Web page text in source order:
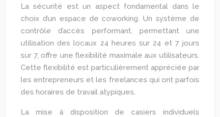
La sécurité est un aspect fondamental dans le
choix d’un espace de coworking. Un système de
contrôle d’accès performant, permettant une
utilisation des locaux 24 heures sur 24 et 7 jours
sur 7, offre une flexibilité maximale aux utilisateurs.
Cette flexibilité est particulièrement appréciée par
les entrepreneurs et les freelances qui ont parfois
des horaires de travail atypiques.
La mise à disposition de casiers individuels